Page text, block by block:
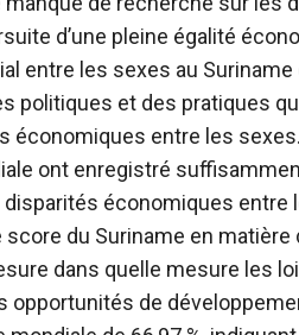
d’une pleine égalité
entre les sexes au
politiques et des pratiques
économiques entre les sexes.
ont enregistré
économiques entre
du Suriname en
dans quelle mesure les
de